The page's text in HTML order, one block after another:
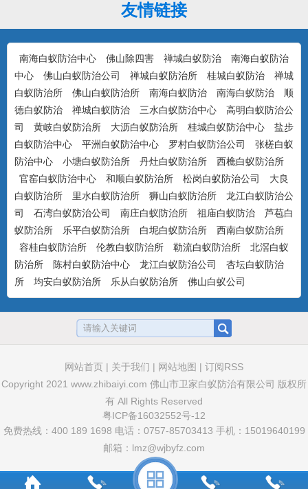
康宇·白浪15%吡虫啉悬浮剂（白蚁
药）
防治对象：装修预防、活蚁杀灭、树木防
治...
产品特点：美国富美实公司出品，无刺激
气味，可杀可防，具有驱避...
美国百户喜10%联苯菊酯乳油
产品特点：美国富美实公司出品，有刺激
气味，具有驱避和触杀作用...
卫豹·卫喜2.5%氟虫腈悬浮剂
有胃毒、触杀作用...
卫豹·10%吡虫啉悬浮剂
非驱避性剂型，无刺激气味，可杀可防，
具有胃毒和触杀作用...
卫豹·5%联苯菊酯悬浮剂(白蚁药水）
友情链接
南海白蚁防治中心 佛山除四害 禅城白蚁防治
南海白蚁防治
中心
佛山白蚁防治公司 禅城白蚁防治所 桂城白蚁防治
禅城
白蚁防治所
佛山白蚁防治所 南海白蚁防治 南海白蚁防治
顺
德白蚁防治
禅城白蚁防治 三水白蚁防治中心
高明白蚁防治公
司
黄岐白蚁防治所 大沥白蚁防治所 桂城白蚁防治中心
盐步
白蚁防治中心
平洲白蚁防治中心 罗村白蚁防治公司
张槎白蚁
防治中心
小塘白蚁防治所 丹灶白蚁防治所
西樵白蚁防治所
官窑白蚁防治中心
和顺白蚁防治所 松岗白蚁防治公司
大良
白蚁防治所
里水白蚁防治所 狮山白蚁防治所
龙江白蚁防治公
司
石湾白蚁防治公司 南庄白蚁防治所 祖庙白蚁防治
芦苞白
蚁防治所
乐平白蚁防治所 白坭白蚁防治所
西南白蚁防治所
容桂白蚁防治所
伦教白蚁防治所 勒流白蚁防治所
北滘白蚁
防治所
陈村白蚁防治中心 龙江白蚁防治公司
杏坛白蚁防治
所
均安白蚁防治所 乐从白蚁防治所 佛山白蚁公司
网站首页 | 关于我们 | 网站地图 | 订阅RSS
Copyright 2021 www.zhibaiyi.com 佛山市卫家白蚁防治有限公司 版权所
有 All Rights Reserved
粤ICP备16032552号-12
免费热线：400 189 1698 电话：0757-85703413 手机：15019640199
邮箱：lmz@wjbyfz.com